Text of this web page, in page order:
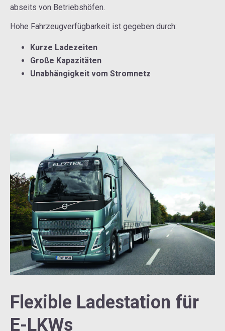
abseits von Betriebshöfen.
Hohe Fahrzeugverfügbarkeit ist gegeben durch:
Kurze Ladezeiten
Große Kapazitäten
Unabhängigkeit vom Stromnetz
Flexible Ladestation für
E-LKWs